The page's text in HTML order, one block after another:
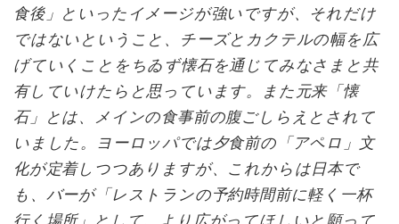
食後」といったイメージが強いですが、それだけ
ではないということ、チーズとカクテルの幅を広
げていくことをちゐず懐石を通じてみなさまと共
有していけたらと思っています。また元来「懐
石」とは、メインの食事前の腹ごしらえとされて
いました。ヨーロッパでは夕食前の「アペロ」文
化が定着しつつありますが、これからは日本で
も、バーが「レストランの予約時間前に軽く一杯
行く場所」として、より広がってほしいと願って